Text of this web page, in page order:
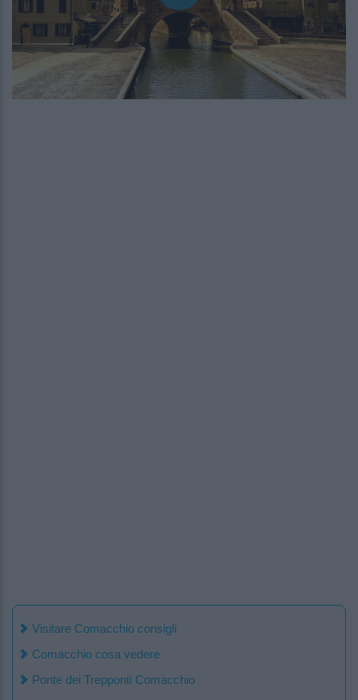
Visitare Comacchio consigli
Comacchio cosa vedere
Ponte dei Trepponti Comacchio